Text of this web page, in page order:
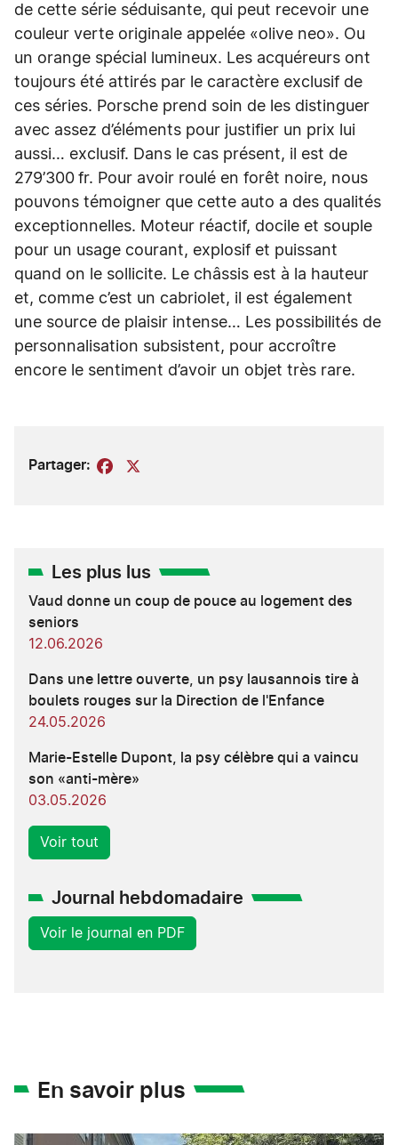
de cette série séduisante, qui peut recevoir une
couleur verte originale appelée «olive neo». Ou
un orange spécial lumineux. Les acquéreurs ont
toujours été attirés par le caractère exclusif de
ces séries. Porsche prend soin de les distinguer
avec assez d’éléments pour justifier un prix lui
aussi… exclusif. Dans le cas présent, il est de
279’300 fr. Pour avoir roulé en forêt noire, nous
pouvons témoigner que cette auto a des qualités
exceptionnelles. Moteur réactif, docile et souple
pour un usage courant, explosif et puissant
quand on le sollicite. Le châssis est à la hauteur
et, comme c’est un cabriolet, il est également
une source de plaisir intense… Les possibilités de
personnalisation subsistent, pour accroître
encore le sentiment d’avoir un objet très rare.
Partager: Facebook
Les plus lus
Vaud donne un coup de pouce au logement des
seniors
12.06.2026
Dans une lettre ouverte, un psy lausannois tire à
boulets rouges sur la Direction de l'Enfance
24.05.2026
Marie-Estelle Dupont, la psy célèbre qui a vaincu
son «anti-mère»
03.05.2026
Voir tout
Journal hebdomadaire
Voir le journal en PDF
En savoir plus